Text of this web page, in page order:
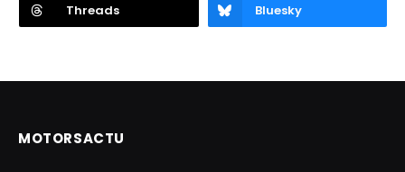
Threads Bluesky
MOTORSACTU